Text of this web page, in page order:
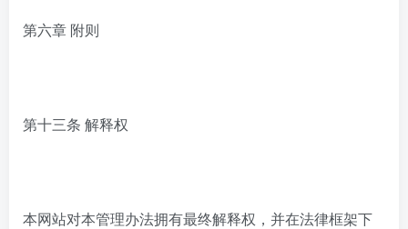
第六章 附则
第十三条 解释权
本网站对本管理办法拥有最终解释权，并在法律框架下